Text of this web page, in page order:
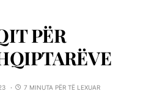
PËR
7 MINUTA PËR TË LEXUAR